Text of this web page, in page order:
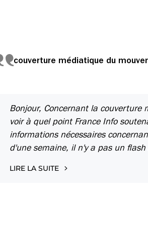
couverture médiatique du
Bonjour, Concernant la couverture
voir à quel point France Info
informations nécessaires
d'une semaine, il n'y a pas un
LIRE LA SUITE